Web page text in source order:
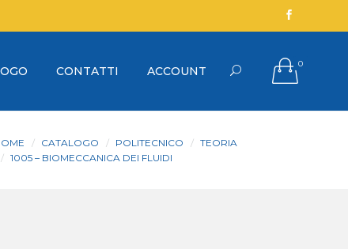
0
CONTATTI ACCOUNT
CATALOGO POLITECNICO
TEORIA
1005 – BIOMECCANICA DEI FLUIDI